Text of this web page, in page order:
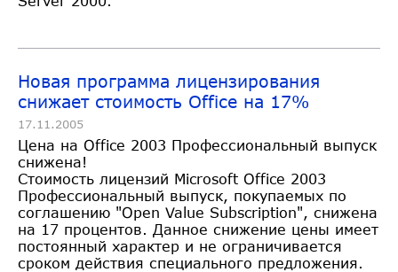
Новая программа лицензирования
снижает стоимость Office на 17%
17.11.2005
Цена на Office 2003 Профессиональный выпуск
снижена!
Стоимость лицензий Microsoft Office 2003
Профессиональный выпуск, покупаемых по
соглашению "Open Value Subscription", снижена
на 17 процентов. Данное снижение цены имеет
постоянный характер и не ограничивается
сроком действия специального предложения.